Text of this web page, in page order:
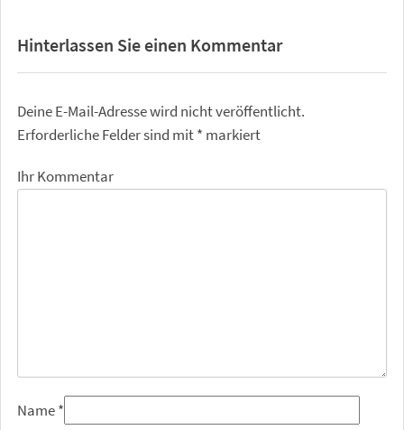
Hinterlassen Sie einen Kommentar
Deine E-Mail-Adresse wird nicht veröffentlicht.
Erforderliche Felder sind mit* markiert
Ihr Kommentar
Name*